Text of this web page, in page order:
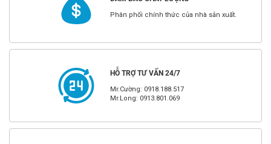
Phân phối chính thức của nhà sản xuất.
HỖ TRỢ TƯ VẤN 24/7
Mr.Cường: 0918.188.517
Mr.Long: 0913.801.069